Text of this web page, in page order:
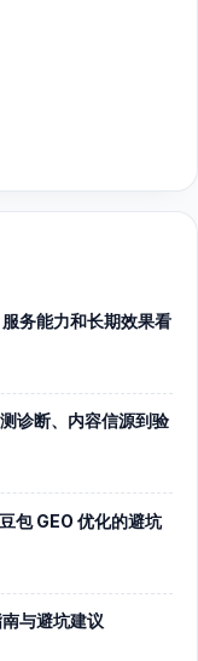
务能力和长期效果看
诊断、内容信源到验
包 GEO 优化的避坑
与避坑建议